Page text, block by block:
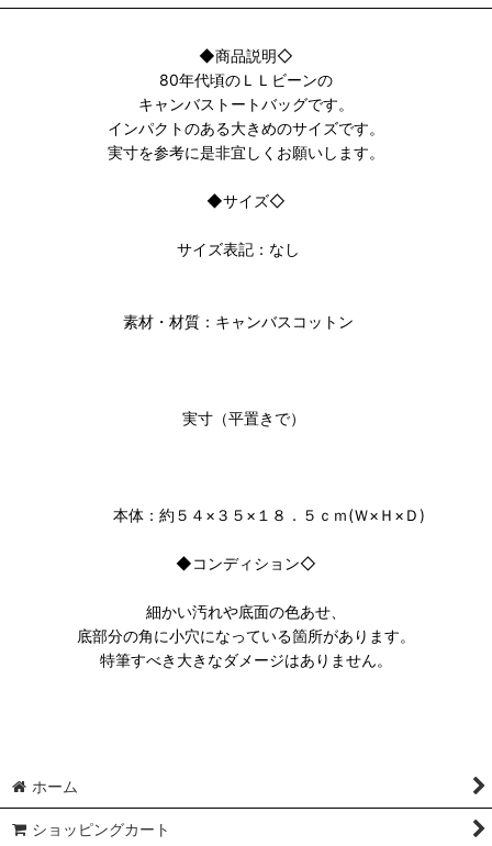
◆商品説明◇
80年代頃のＬＬビーンの
キャンバストートバッグです。
インパクトのある大きめのサイズです。
実寸を参考に是非宜しくお願いします。
◆サイズ◇
サイズ表記：なし
素材・材質：キャンバスコットン
実寸（平置きで）
本体：約５４×３５×１８．５ｃｍ(Ｗ×Ｈ×Ｄ)
◆コンディション◇
細かい汚れや底面の色あせ、
底部分の角に小穴になっている箇所があります。
特筆すべき大きなダメージはありません。
ホーム
ショッピングカート